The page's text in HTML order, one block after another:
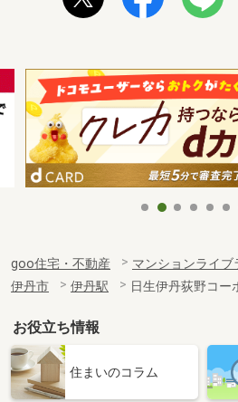
goo住宅・不動産 マンションライブ
伊丹市
伊丹駅 日生伊丹荻野コー
お役立ち情報
住まいのコラム